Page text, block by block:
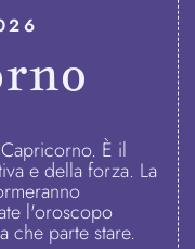
È il
e della forza. La
l'oroscopo
che parte stare.